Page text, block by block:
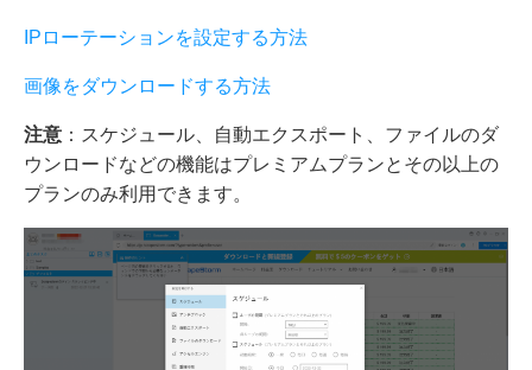
IPローテーションを設定する方法
画像をダウンロードする方法
注意 ：スケジュール、自動エクスポート、ファイルのダ
ウンロードなどの機能はプレミアムプランとその以上の
プランのみ利用できます。